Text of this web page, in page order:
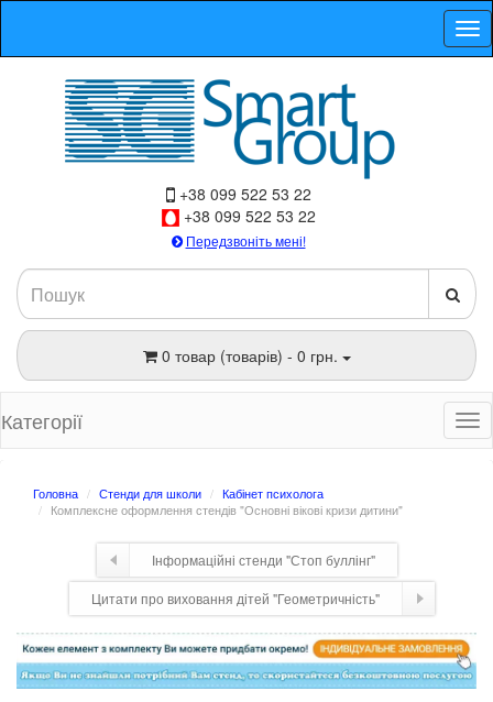
+38 099 522 53 22
+38 099 522 53 22
Передзвоніть мені!
0 товар (товарів) - 0 грн.
Категорії
Головна Стенди для школи
Кабінет психолога
Комплексне оформлення стендів "Основні вікові кризи дитини"
Інформаційні стенди "Стоп буллінг"
Цитати про виховання дітей "Геометричність"